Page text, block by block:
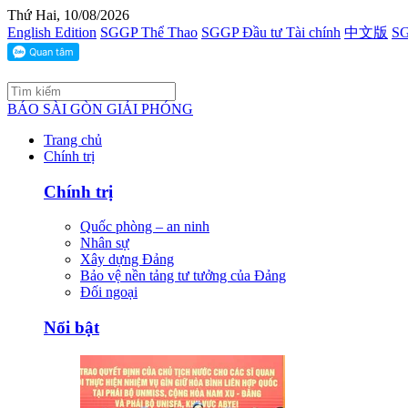
Thứ Hai, 10/08/2026
English Edition SGGP Thể Thao SGGP Đầu tư Tài chính 中文版
BÁO SÀI GÒN GIẢI PHÓNG
Trang chủ
Chính trị
Chính trị
Quốc phòng – an ninh
Nhân sự
Xây dựng Đảng
Bảo vệ nền tảng tư tưởng của Đảng
Đối ngoại
Nổi bật